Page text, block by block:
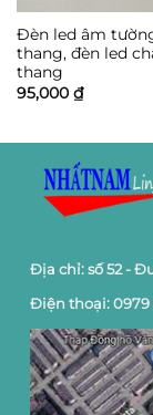
Đèn led âm
thang, đèn led
thang
95,000 ₫
Địa chỉ: số 52 -
Điện thoại: 0979